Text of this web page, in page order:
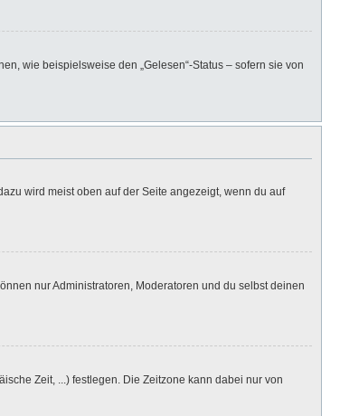
wie beispielsweise den „Gelesen“-Status – sofern sie von
wird meist oben auf der Seite angezeigt, wenn du auf
nur Administratoren, Moderatoren und du selbst deinen
Zeit, ...) festlegen. Die Zeitzone kann dabei nur von